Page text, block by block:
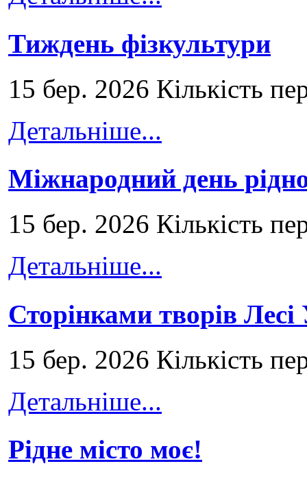
Тиждень фізкультури
15 бер. 2026 Кількість
Детальніше...
Міжнародний день
15 бер. 2026 Кількість
Детальніше...
Сторінками творів
15 бер. 2026 Кількість
Детальніше...
Рідне місто моє!